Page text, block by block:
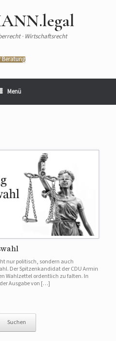
· Wirtschaftsrecht
Beratung
Menü
nur politisch, sondern auch
Der Spitzenkandidat der CDU Armin
Wahlzettel ordentlich zu falten. In
Ausgabe von […]
Suchen